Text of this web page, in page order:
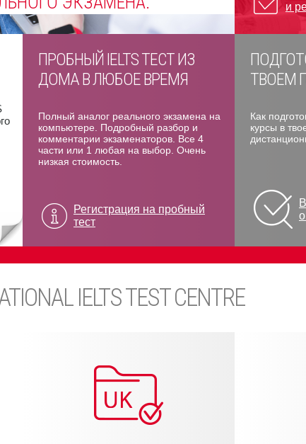
и
ПРОБНЫЙ IELTS ТЕСТ ИЗ
ДОМА В ЛЮБОЕ ВРЕМЯ
Полный аналог реального экзамена на
компьютере. Подробный разбор и
комментарии экзаменаторов. Все 4
части или 1 любая на выбор. Очень
низкая стоимость.
Регистрация на пробный
тест
ТВОЕМ
Как
курсы в
IELTS TEST CENTRE